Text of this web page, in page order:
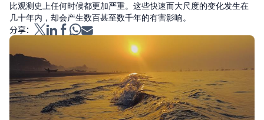
比观测史上任何时候都更加严重。这些快速而大尺度的变化发生在
几十年内，却会产生数百甚至数千年的有害影响。
分享：